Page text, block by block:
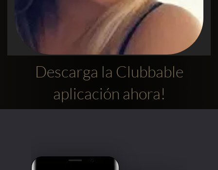
Alexandra
Usa la aplicación para salir en Londres
promotores! Quiero agradecer al promotor
Descarga la Clubbable
aplicación ahora!